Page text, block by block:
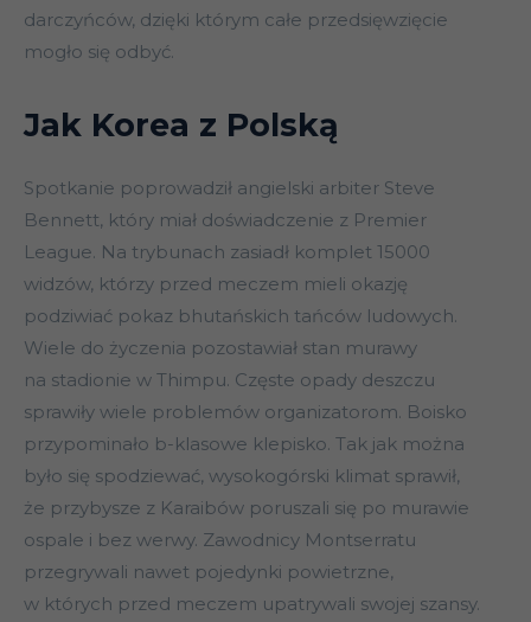
darczyńców, dzięki którym całe przedsięwzięcie
mogło się odbyć.
Jak Korea z Polską
Spotkanie poprowadził angielski arbiter Steve
Bennett, który miał doświadczenie z Premier
League. Na trybunach zasiadł komplet 15000
widzów, którzy przed meczem mieli okazję
podziwiać pokaz bhutańskich tańców ludowych.
Wiele do życzenia pozostawiał stan murawy
na stadionie w Thimpu. Częste opady deszczu
sprawiły wiele problemów organizatorom. Boisko
przypominało b-klasowe klepisko. Tak jak można
było się spodziewać, wysokogórski klimat sprawił,
że przybysze z Karaibów poruszali się po murawie
ospale i bez werwy. Zawodnicy Montserratu
przegrywali nawet pojedynki powietrzne,
w których przed meczem upatrywali swojej szansy.